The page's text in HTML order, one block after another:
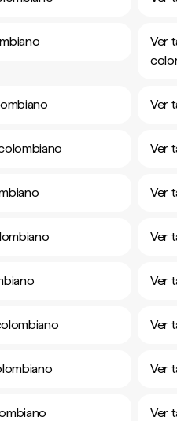
Ver
Ver
Ver
Ver
Ver
Ver
Ver
Ver
Ver